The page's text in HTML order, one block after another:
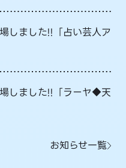
しました!!「占い芸人ア
しました!!「ラーヤ◆天
お知らせ一覧